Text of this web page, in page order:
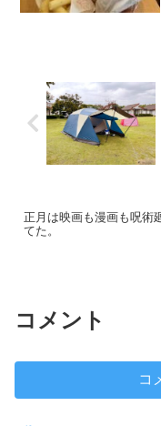
正月は映画も漫画も呪術
てた。
コメント
コ